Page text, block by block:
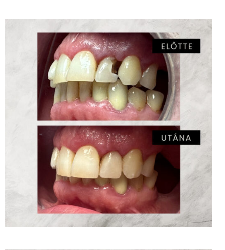
Esztétikus fogtömés – Dr. Tusa-Illyés Anna
ZOOM 3LIKES